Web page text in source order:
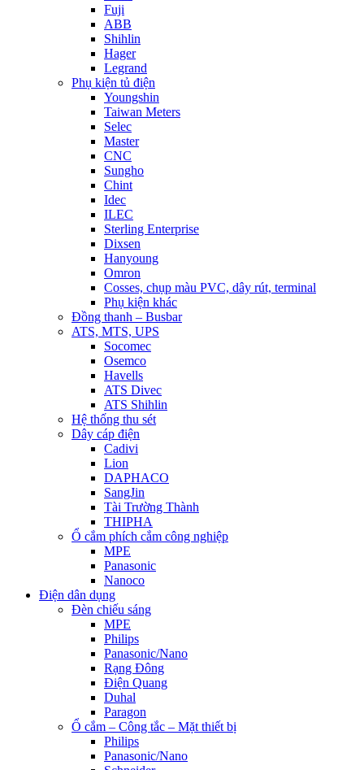
Fuji
ABB
Shihlin
Hager
Legrand
Phụ kiện tủ điện
Youngshin
Taiwan Meters
Selec
Master
CNC
Sungho
Chint
Idec
ILEC
Sterling Enterprise
Dixsen
Hanyoung
Omron
Cosses, chụp màu PVC, dây rút, terminal
Phụ kiện khác
Đồng thanh – Busbar
ATS, MTS, UPS
Socomec
Osemco
Havells
ATS Divec
ATS Shihlin
Hệ thống thu sét
Dây cáp điện
Cadivi
Lion
DAPHACO
SangJin
Tài Trường Thành
THIPHA
Ổ cắm phích cắm công nghiệp
MPE
Panasonic
Nanoco
Điện dân dụng
Đèn chiếu sáng
MPE
Philips
Panasonic/Nano
Rạng Đông
Điện Quang
Duhal
Paragon
Ổ cắm – Công tắc – Mặt thiết bị
Philips
Panasonic/Nano